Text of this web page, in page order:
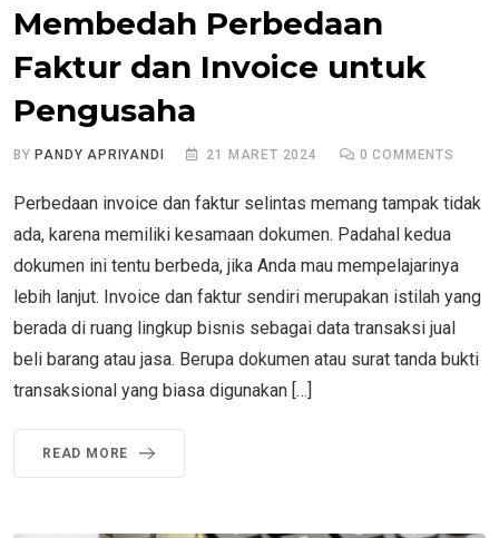
Membedah Perbedaan
Faktur dan Invoice untuk
Pengusaha
BY PANDY APRIYANDI 21 MARET 2024 0 COMMENTS
Perbedaan invoice dan faktur selintas memang tampak tidak
ada, karena memiliki kesamaan dokumen. Padahal kedua
dokumen ini tentu berbeda, jika Anda mau mempelajarinya
lebih lanjut. Invoice dan faktur sendiri merupakan istilah yang
berada di ruang lingkup bisnis sebagai data transaksi jual
beli barang atau jasa. Berupa dokumen atau surat tanda bukti
transaksional yang biasa digunakan […]
READ MORE